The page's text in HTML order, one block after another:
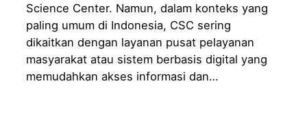
Science Center. Namun, dalam konteks yang
paling umum di Indonesia, CSC sering
dikaitkan dengan layanan pusat pelayanan
masyarakat atau sistem berbasis digital yang
memudahkan akses informasi dan…